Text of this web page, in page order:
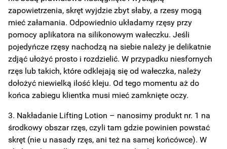
zapowietrzenia, skręt wyjdzie zbyt słaby, a rzesy mogą
mieć załamania. Odpowiednio układamy rzęsy przy
pomocy aplikatora na silikonowym wałeczku. Jeśli
pojedyńcze rzęsy nachodzą na siebie należy je delikatnie
zdjąć ułożyć prosto i rozdzielić. W przypadku niesfornych
rzęs lub takich, które odklejają się od wałeczka, należy
dołożyć niewielką ilość kleju. Od tego momentu aż do
końca zabiegu klientka musi mieć zamknięte oczy.
3. Nakładanie Lifting Lotion – nanosimy produkt nr. 1 na
środkowy obszar rzęs, czyli tam gdzie powinien powstać
skręt (nie u nasady rzęs, ani też na samej końcówce). W